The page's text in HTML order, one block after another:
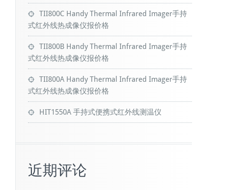
TII800C Handy Thermal Infrared Imager手持
式红外线热成像仪报价格
TII800B Handy Thermal Infrared Imager手持
式红外线热成像仪报价格
TII800A Handy Thermal Infrared Imager手持
式红外线热成像仪报价格
HIT1550A 手持式便携式红外线测温仪
近期评论